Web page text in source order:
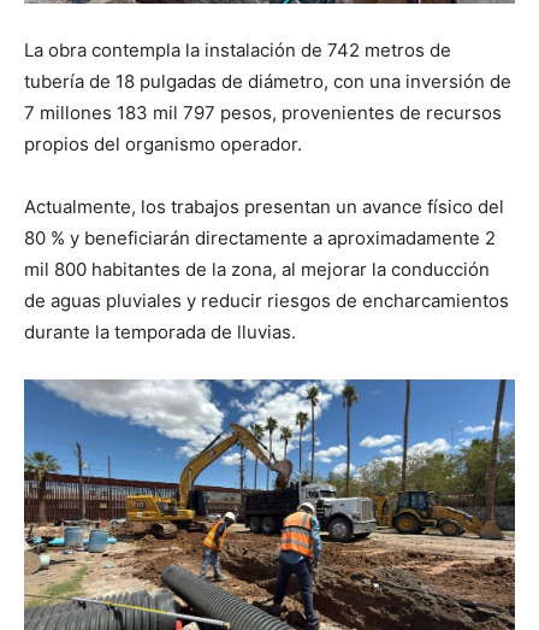
La obra contempla la instalación de 742 metros de
tubería de 18 pulgadas de diámetro, con una inversión de
7 millones 183 mil 797 pesos, provenientes de recursos
propios del organismo operador.
Actualmente, los trabajos presentan un avance físico del
80 % y beneficiarán directamente a aproximadamente 2
mil 800 habitantes de la zona, al mejorar la conducción
de aguas pluviales y reducir riesgos de encharcamientos
durante la temporada de lluvias.